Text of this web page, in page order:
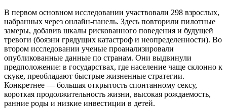
В первом основном исследовании участвовали 298 взрослых,
набранных через онлайн-панель. Здесь повторили пилотные
замеры, добавив шкалы рискованного поведения и будущей
тревоги (боязни грядущих катастроф и неопределенности). Во
втором исследовании ученые проанализировали
опубликованные данные по странам. Они выдвинули
предположение: в государствах, где население чаще склонно к
скуке, преобладают быстрые жизненные стратегии.
Конкретнее — большая открытость спонтанному сексу,
короткая продолжительность жизни, высокая рождаемость,
ранние роды и низкие инвестиции в детей.